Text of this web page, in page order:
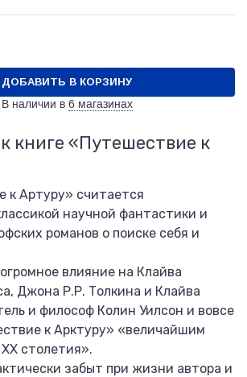
ДОБАВИТЬ В КОРЗИНУ
В наличии в 6 магазинах
книге «Путешествие к
к Артуру» считается
научной фантастики и
романов о поиске себя и
влияние на Клайва
Джона Р.Р. Толкина и Клайва
и философ Колин Уилсон и вовсе
к Арктуру» «величайшим
столетия».
забыт при жизни автора и